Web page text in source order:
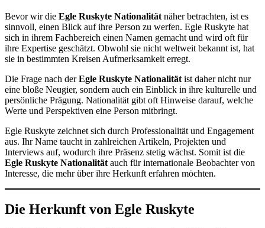
Bevor wir die Egle Ruskyte Nationalität näher betrachten, ist es
sinnvoll, einen Blick auf ihre Person zu werfen. Egle Ruskyte hat
sich in ihrem Fachbereich einen Namen gemacht und wird oft für
ihre Expertise geschätzt. Obwohl sie nicht weltweit bekannt ist, hat
sie in bestimmten Kreisen Aufmerksamkeit erregt.
Die Frage nach derEgle Ruskyte Nationalität ist daher nicht nur
eine bloße Neugier, sondern auch ein Einblick in ihre kulturelle und
persönliche Prägung. Nationalität gibt oft Hinweise darauf, welche
Werte und Perspektiven eine Person mitbringt.
Egle Ruskyte zeichnet sich durch Professionalität und Engagement
aus. Ihr Name taucht in zahlreichen Artikeln, Projekten und
Interviews auf, wodurch ihre Präsenz stetig wächst. Somit ist die
Egle Ruskyte Nationalität auch für internationale Beobachter von
Interesse, die mehr über ihre Herkunft erfahren möchten.
Die Herkunft von Egle Ruskyte